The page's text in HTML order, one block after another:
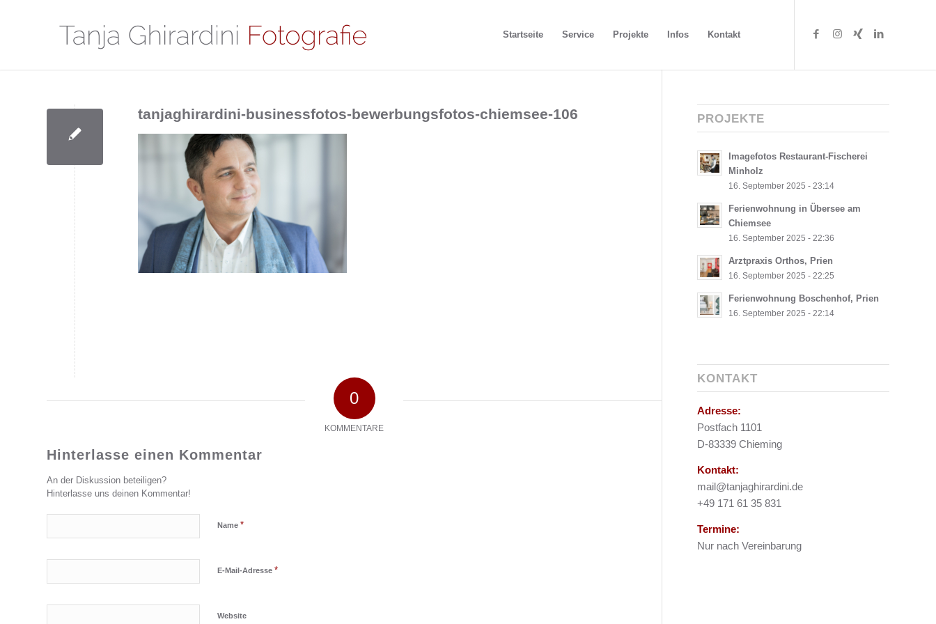
Startseite Service Projekte Infos Kontakt
tanjaghirardini-businessfotos-bewerbungsfotos-chiemsee-106
0
KOMMENTARE
Hinterlasse einen Kommentar
An der Diskussion beteiligen?
Hinterlasse uns deinen Kommentar!
Name *
E-Mail-Adresse *
Website
PROJEKTE
Imagefotos Restaurant-Fischerei
Minholz
16. September 2025 - 23:14
Ferienwohnung in Übersee am
Chiemsee
16. September 2025 - 22:36
Arztpraxis Orthos, Prien
16. September 2025 - 22:25
Ferienwohnung Boschenhof, Prien
16. September 2025 - 22:14
KONTAKT
Adresse:
Postfach 1101
D-83339 Chieming
Kontakt:
mail@tanjaghirardini.de
+49 171 61 35 831
Termine:
Nur nach Vereinbarung